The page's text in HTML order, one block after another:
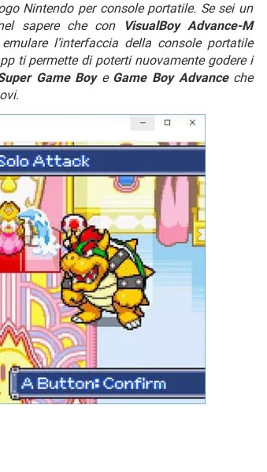
Nintendo per console portatile. Se sei un
sapere che con
VisualBoy Advance-M
l’interfaccia della console portatile
ti permette di poterti nuovamente godere i
Game Boye Game Boy Advanceche
.